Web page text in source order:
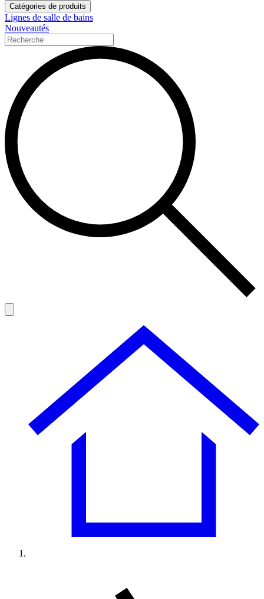
Catégories de produits
Lignes de salle de bains
Nouveautés